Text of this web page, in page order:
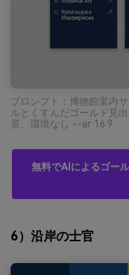
プロンプト：博物館案内
ルとくすんだゴールド見
景、環境なし --ar 16:9
無料でAIによるゴー
6）沿岸の士官